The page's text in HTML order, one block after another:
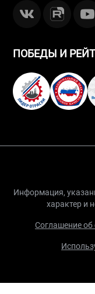
ПОБЕДЫ И
Информация,
характер и
Соглашение